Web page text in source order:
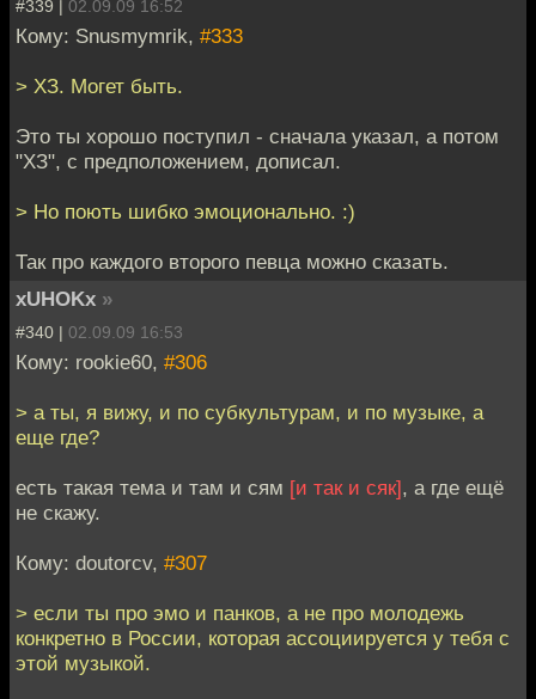
#339 | 02.09.09 16:52
Кому: Snusmymrik, #333
> ХЗ. Могет быть.
Это ты хорошо поступил - сначала указал, а потом
"ХЗ", с предположением, дописал.
> Но поють шибко эмоционально. :)
Так про каждого второго певца можно сказать.
xUHOKx »
#340 | 02.09.09 16:53
Кому: rookie60, #306
> а ты, я вижу, и по субкультурам, и по музыке, а
еще где?
есть такая тема и там и сям [и так и сяк], а где ещё
не скажу.
Кому: doutorcv, #307
> если ты про эмо и панков, а не про молодежь
конкретно в России, которая ассоциируется у тебя с
этой музыкой.